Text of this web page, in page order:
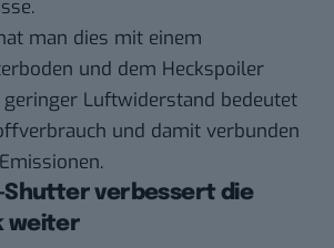
man dies mit einem
und dem Heckspoiler
geringer Luftwiderstand bedeutet
und damit verbunden
verbessert die
weiter